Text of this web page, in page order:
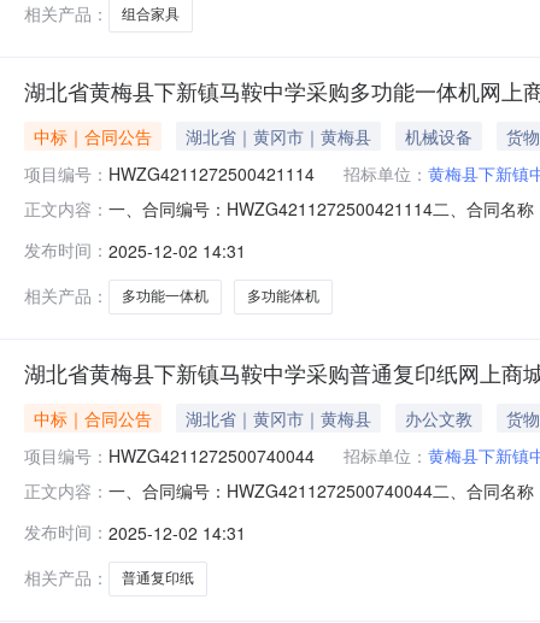
相关产品：
组合家具
湖北省黄梅县下新镇马鞍中学采购多功能一体机网上
中标｜合同公告 湖北省｜黄冈市｜黄梅县 机械设备
货物
项目编号： HWZG4211272500421114 招标单位： 黄梅县下新镇
正文内容： 一、合同编号：HWZG4211272500421114二、合同名
方）：湖北科理惠办公设备有限公司地址：黄梅县民营
发布时间： 2025-12-02 14:31
相关产品：
多功能一体机 多功能体机
湖北省黄梅县下新镇马鞍中学采购普通复印纸网上商
中标｜合同公告 湖北省｜黄冈市｜黄梅县 办公文教
货物
项目编号： HWZG4211272500740044 招标单位： 黄梅县下新镇
正文内容： 一、合同编号：HWZG4211272500740044二、合同名
湖北科理惠办公设备有限公司地址：黄梅镇民营街121
发布时间： 2025-12-02 14:31
相关产品：
普通复印纸